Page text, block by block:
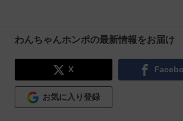
わんちゃんホンポの最新情報をお届け
X
お気に入り登録